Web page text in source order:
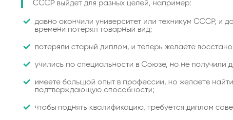
СССР выйдет для разных целей, например:
давно окончили университет или техникум СССР, и
времени потерял товарный вид;
потеряли старый диплом, и теперь желаете
учились по специальности в Союзе, но не получили
имеете большой опыт в профессии, но желаете
подтверждающую способности;
чтобы поднять квалификацию, требуется диплом